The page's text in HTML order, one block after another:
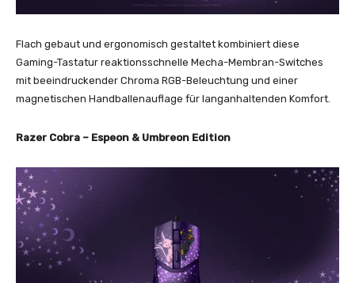
Flach gebaut und ergonomisch gestaltet kombiniert diese
Gaming-Tastatur reaktionsschnelle Mecha-Membran-Switches
mit beeindruckender Chroma RGB-Beleuchtung und einer
magnetischen Handballenauflage für langanhaltenden Komfort.
Razer Cobra – Espeon & Umbreon Edition